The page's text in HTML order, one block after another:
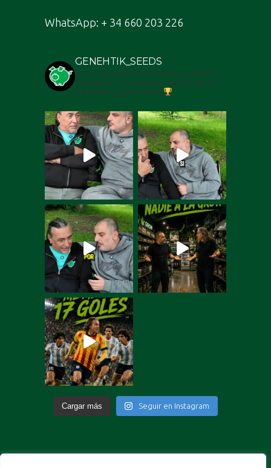
WhatsApp: + 34 660 203 226
GENEHTIK_SEEDS
Banco de semillas de garantia y calidad -
Seed Bank of guarantee. Best seedbank
Sp4nn4bis 2018/17/16/15
Cargar más Seguir en Instagram